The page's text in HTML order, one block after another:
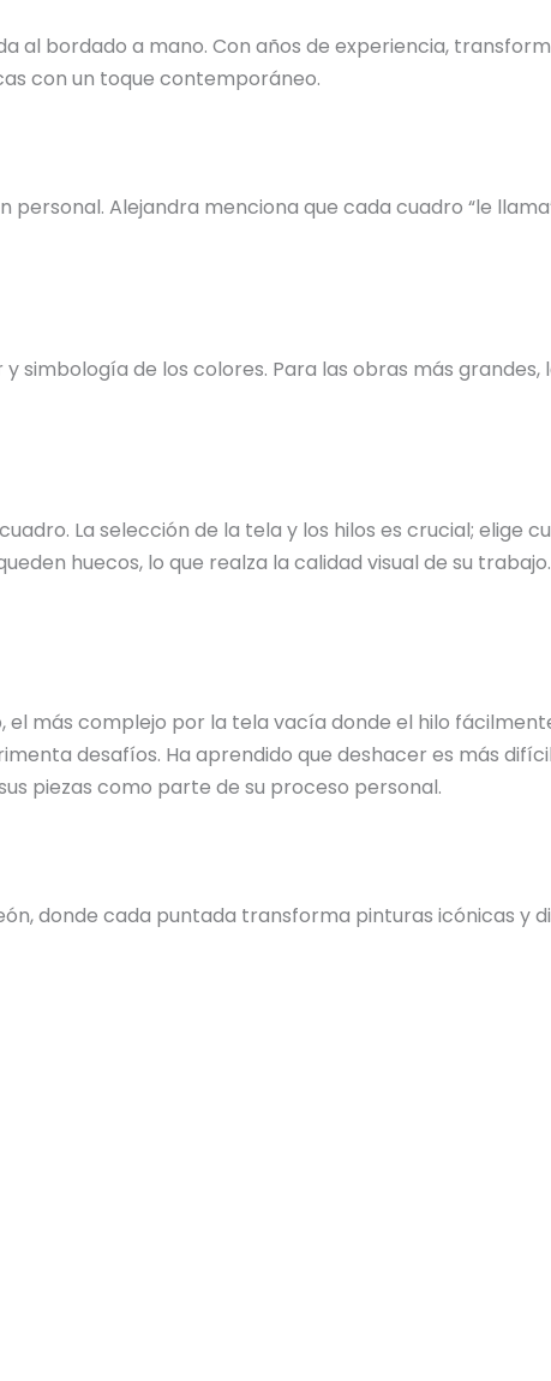
al bordado a mano. Con años de experiencia,
con un toque contemporáneo.
Alejandra menciona que cada cuadro “le
simbología de los colores. Para las obras más
La selección de la tela y los hilos es crucial; elige
huecos, lo que realza la calidad visual de su trabajo.
más complejo por la tela vacía donde el hilo
desafíos. Ha aprendido que deshacer es más
piezas como parte de su proceso personal.
donde cada puntada transforma pinturas icónicas y